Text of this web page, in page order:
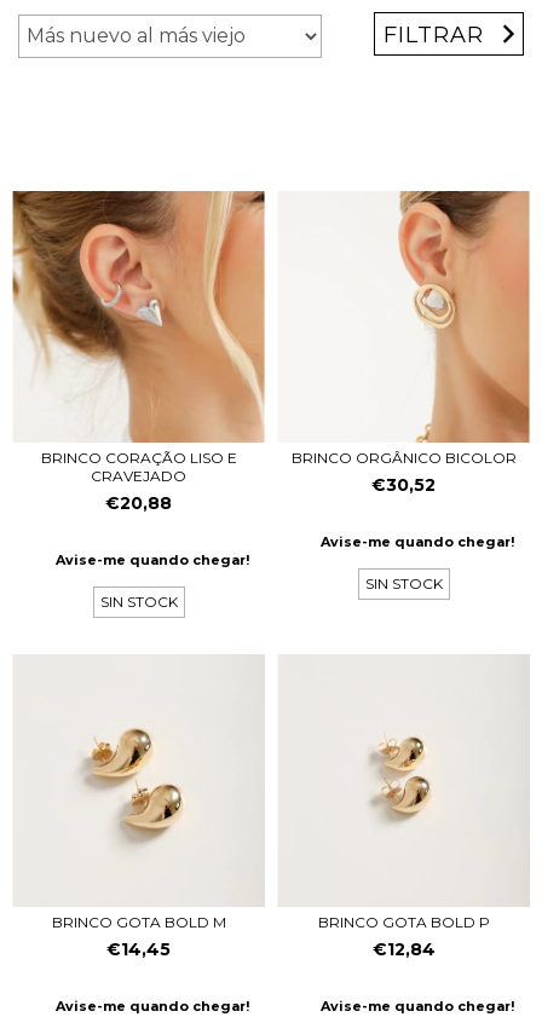
FILTRAR
BRINCO CORAÇÃO LISO E
CRAVEJADO
€20,88
Avise-me quando chegar!
SIN STOCK
BRINCO ORGÂNICO BICOLOR
€30,52
Avise-me quando chegar!
SIN STOCK
BRINCO GOTA BOLD M
€14,45
Avise-me quando chegar!
BRINCO GOTA BOLD P
€12,84
Avise-me quando chegar!